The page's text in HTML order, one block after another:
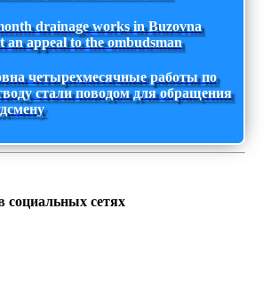
drainage works in Buzovna
an appeal to the ombudsman
четырехмесячные работы по
стали поводом для обращения
социальных сетях